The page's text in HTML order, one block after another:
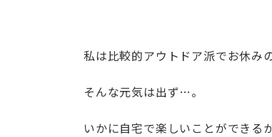
私は比較的アウトドア派でお休み
そんな元気は出ず…。
いかに自宅で楽しいことができる